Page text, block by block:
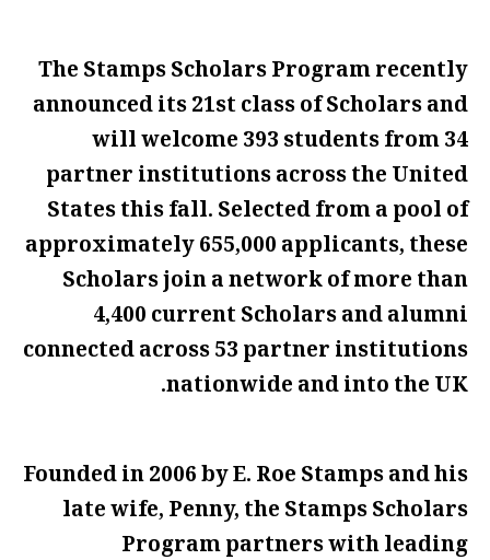
The Stamps Scholars Program recently
announced its 21st class of Scholars and
will welcome 393 students from 34
partner institutions across the United
States this fall. Selected from a pool of
approximately 655,000 applicants, these
Scholars join a network of more than
4,400 current Scholars and alumni
connected across 53 partner institutions
nationwide and into the UK.
Founded in 2006 by E. Roe Stamps and his
late wife, Penny, the Stamps Scholars
Program partners with leading